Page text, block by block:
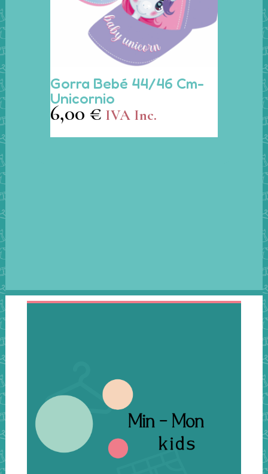
producto
producto
tiene
múltiples
variantes.
Gorra Bebé 44/46 Cm-
Unicornio
6,00 € IVA Inc.